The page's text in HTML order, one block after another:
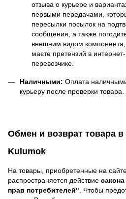
отзыва о курьере и
первыми передачами,
пересылки посылок на
сообщения, а также
внешним видом
маєте претензий в
перевозчике.
Наличными: Оплата
курьеру после проверки товара.
Обмен и возврат товара в
Kulumok
На товары, приобретенные на
распространяется действие
прав потребителей". Чтобы